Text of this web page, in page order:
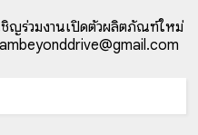
ญร่วมงานเปิดตัวผลิตภัณฑ์ใหม่